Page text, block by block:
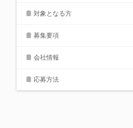
対象となる方
募集要項
会社情報
応募方法